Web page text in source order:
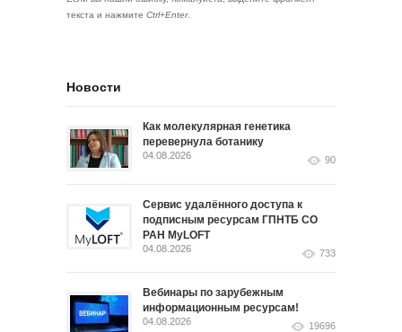
текста и нажмите Ctrl+Enter.
Новости
Как молекулярная генетика
перевернула ботанику
04.08.2026 90
Сервис удалённого доступа к
подписным ресурсам ГПНТБ СО
РАН MyLOFT
04.08.2026 733
Вебинары по зарубежным
информационным ресурсам!
04.08.2026 19696